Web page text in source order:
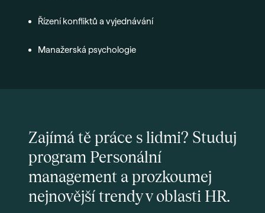
Řízení konfliktů a vyjednávání
Manažerská psychologie
Zajímá tě práce s lidmi? Studuj
program Personální
management a prozkoumej
nejnovější trendy v oblasti HR.